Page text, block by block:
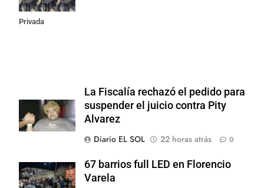
Propiedad
Privada
La Fiscalía rechazó el pedido para
suspender el juicio contra Pity
Alvarez
Diario EL SOL
22 horas atrás 0
67 barrios full LED en Florencio
Varela